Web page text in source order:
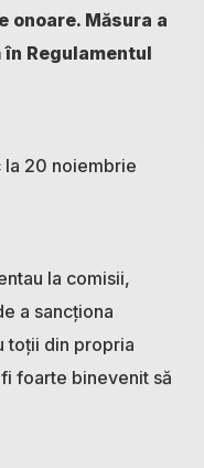
Măsura a
Regulamentul
la 20 noiembrie
la comisii,
a sancționa
toții din propria
foarte binevenit să